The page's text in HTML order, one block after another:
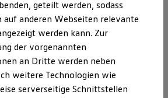
Drop
Ersatzteile
und HU/AU
geteilt werden, sodass
auf anderen Webseiten relevante
werden kann. Zur
der vorgenannten
an Dritte werden neben
weitere Technologien wie
serverseitige Schnittstellen